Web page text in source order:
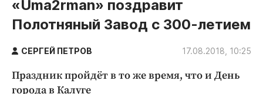
Статьи
Народные новости
Авто и транспорт
Благоустройство
«Uma2rman» поздравит
Полотняный Завод с 300-летием
СЕРГЕЙ ПЕТРОВ 17.08.2018, 10:25
Праздник пройдёт в то же время, что и День
города в Калуге